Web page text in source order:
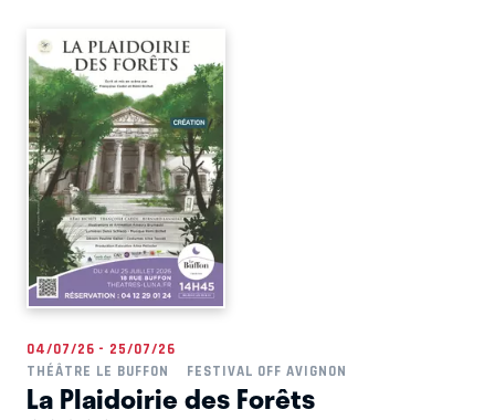
04/07/26 - 25/07/26
THÉÂTRE LE BUFFON
FESTIVAL OFF AVIGNON
La Plaidoirie des Forêts